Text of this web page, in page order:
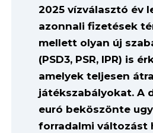
2025 vízválasztó év
azonnali fizetések
mellett olyan új
(PSD3, PSR, IPR) is
amelyek teljesen
játékszabályokat. A
euró beköszönte
forradalmi változást